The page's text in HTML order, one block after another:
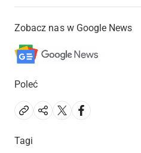
Zobacz nas w Google News
Poleć
Tagi